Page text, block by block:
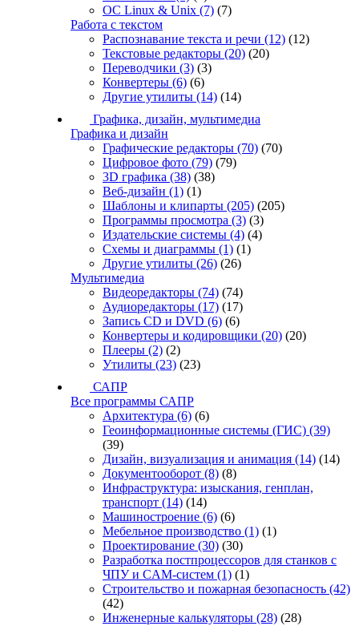
ОС Linux & Unix (7) (7)
Работа с текстом
Распознавание текста и речи (12) (12)
Текстовые редакторы (20) (20)
Переводчики (3) (3)
Конвертеры (6) (6)
Другие утилиты (14) (14)
Графика, дизайн, мультимедиа
Графика и дизайн
Графические редакторы (70) (70)
Цифровое фото (79) (79)
3D графика (38) (38)
Веб-дизайн (1) (1)
Шаблоны и клипарты (205) (205)
Программы просмотра (3) (3)
Издательские системы (4) (4)
Схемы и диаграммы (1) (1)
Другие утилиты (26) (26)
Мультимедиа
Видеоредакторы (74) (74)
Аудиоредакторы (17) (17)
Запись CD и DVD (6) (6)
Конвертеры и кодировщики (20) (20)
Плееры (2) (2)
Утилиты (23) (23)
САПР
Все программы САПР
Архитектура (6) (6)
Геоинформационные системы (ГИС) (39)
(39)
Дизайн, визуализация и анимация (14) (14)
Документооборот (8) (8)
Инфраструктура: изыскания, генплан,
транспорт (14) (14)
Машиностроение (6) (6)
Мебельное производство (1) (1)
Проектирование (30) (30)
Разработка постпроцессоров для станков с
ЧПУ и CAM-систем (1) (1)
Строительство и пожарная безопасность (42)
(42)
Инженерные калькуляторы (28) (28)